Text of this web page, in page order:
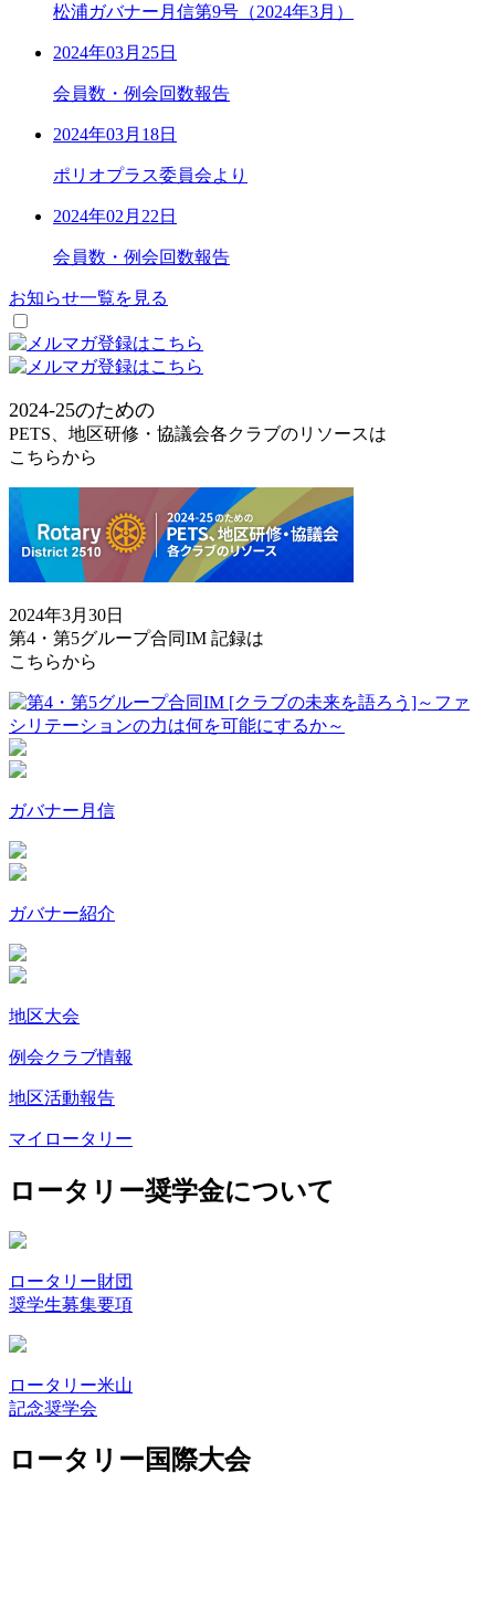
松浦ガバナー月信第9号（2024年3月）
2024年03月25日
会員数・例会回数報告
2024年03月18日
ポリオプラス委員会より
2024年02月22日
会員数・例会回数報告
お知らせ一覧を見る
2024-25のための
PETS、地区研修・協議会各クラブのリソースは
こちらから
2024年3月30日
第4・第5グループ合同IM 記録は
こちらから
ガバナー月信
ガバナー紹介
地区大会
例会クラブ情報
地区活動報告
マイロータリー
ロータリー奨学金について
ロータリー財団
奨学生募集要項
ロータリー米山
記念奨学会
ロータリー国際大会